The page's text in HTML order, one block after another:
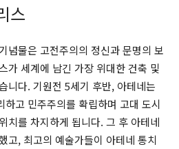
스
념물은 고전주의의 정신과 문명의 보
가 세계에 남긴 가장 위대한 건축 및
니다. 기원전 5세기 후반, 아테네는
고 민주주의를 확립하며 고대 도시
치를 차지하게 됩니다. 그 후 아테네
고, 최고의 예술가들이 아테네 통치